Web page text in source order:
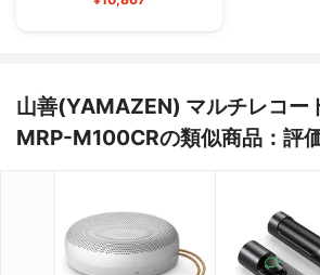
山善(YAMAZEN) マルチレコー
MRP-M100CRの類似商品：評